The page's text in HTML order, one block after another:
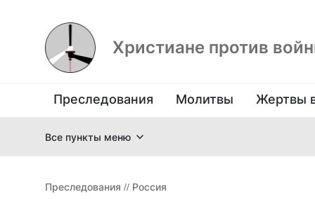
Христиане против
Преследования Молитвы Жертвы
Все пункты меню
Преследования // Россия